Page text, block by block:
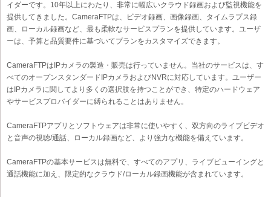
イダーです。10年以上にわたり、非常に幅広いクラウド録画および監視機能を
提供してきました。CameraFTPは、ビデオ録画、画像録画、タイムラプス録
画、ローカル録画など、最も柔軟なサービスプランを提供しています。ユーザ
ーは、予算と品質要件に基づいてプランをカスタマイズできます。
CameraFTPはIPカメラの製造・販売は行っていません。当社のサービスは、す
べてのオープンスタンダードIPカメラおよびNVRに対応しています。ユーザー
はIPカメラに関してより多くの選択肢を持つことができ、特定のハードウェア
やサービスプロバイダーに縛られることはありません。
CameraFTPアプリとソフトウェアは非常に使いやすく、双方向のライブビデオ
と音声の視聴/通話、ローカル録画など、より強力な機能を備えています。
CameraFTPの基本サービスは無料で、すべてのアプリ、ライブビューイングと
通話機能に加え、限定的なクラウド/ローカル録画機能が含まれています。